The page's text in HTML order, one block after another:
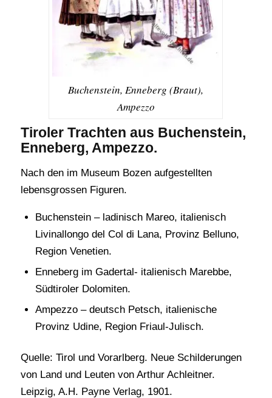
Buchenstein, Enneberg (Braut),
Ampezzo
Tiroler Trachten aus Buchenstein,
Enneberg, Ampezzo.
Nach den im Museum Bozen aufgestellten
lebensgrossen Figuren.
Buchenstein – ladinisch Mareo, italienisch
Livinallongo del Col di Lana, Provinz Belluno,
Region Venetien.
Enneberg im Gadertal- italienisch Marebbe,
Südtiroler Dolomiten.
Ampezzo – deutsch Petsch, italienische
Provinz Udine, Region Friaul-Julisch.
Quelle: Tirol und Vorarlberg. Neue Schilderungen
von Land und Leuten von Arthur Achleitner.
Leipzig, A.H. Payne Verlag, 1901.